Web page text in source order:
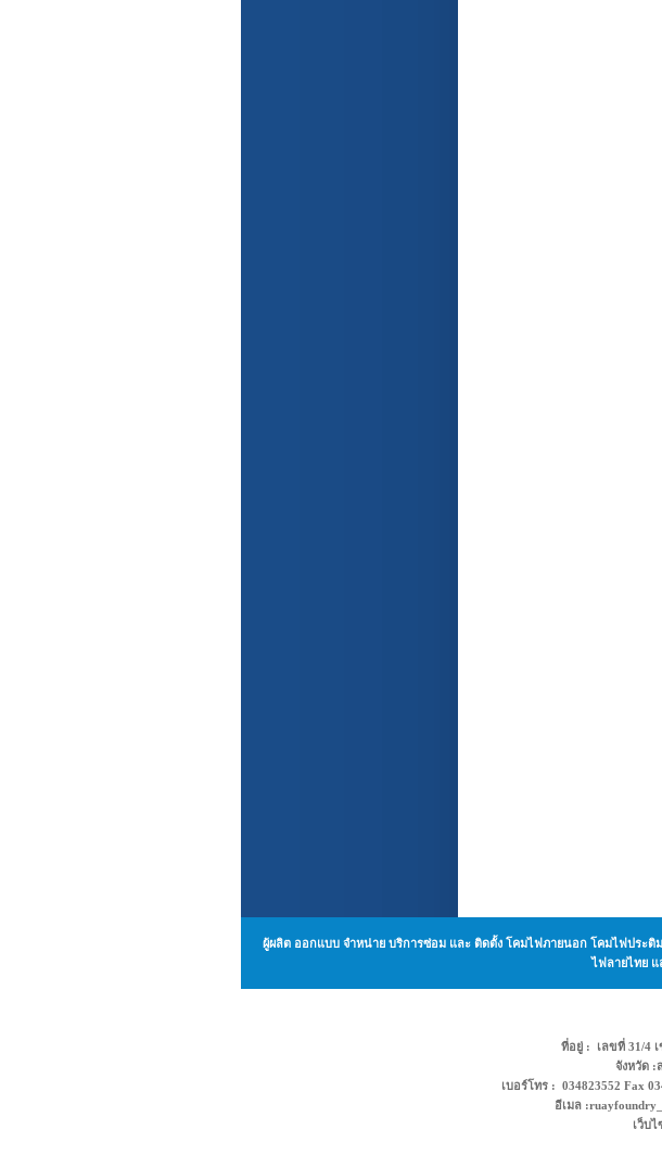
ผู้ผลิต ออกแบบ จำหน่าย บริการซ่อม และ ติดตั้ง โคมไฟภายนอก โคมไฟปร
ไฟลายไทย
ที่อยู่ : เลขที่ 31/4
จังหวัด
เบอร์โทร : 034823552 Fax
อีเมล
เว็บ